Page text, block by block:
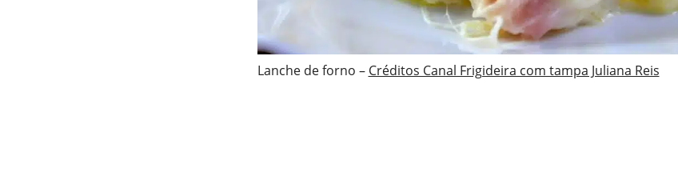
Lanche de forno – Créditos Canal Frigideira com tampa Juliana Reis